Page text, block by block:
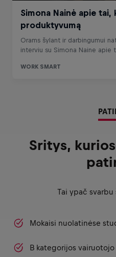
Sritys,
Tai ypač
Mokaisi nuolatinėse
B kategorijos